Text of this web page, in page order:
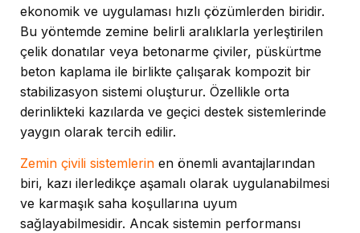
ekonomik ve uygulaması hızlı çözümlerden biridir.
Bu yöntemde zemine belirli aralıklarla yerleştirilen
çelik donatılar veya betonarme çiviler, püskürtme
beton kaplama ile birlikte çalışarak kompozit bir
stabilizasyon sistemi oluşturur. Özellikle orta
derinlikteki kazılarda ve geçici destek sistemlerinde
yaygın olarak tercih edilir.
Zemin çivili sistemlerin en önemli avantajlarından
biri, kazı ilerledikçe aşamalı olarak uygulanabilmesi
ve karmaşık saha koşullarına uyum
sağlayabilmesidir. Ancak sistemin performansı